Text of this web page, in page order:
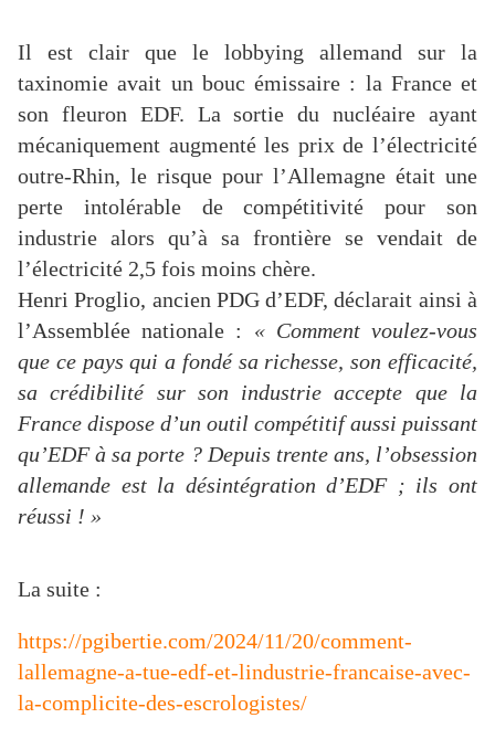
Il est clair que le lobbying allemand sur la
taxinomie avait un bouc émissaire : la France et
son fleuron EDF. La sortie du nucléaire ayant
mécaniquement augmenté les prix de l’électricité
outre-Rhin, le risque pour l’Allemagne était une
perte intolérable de compétitivité pour son
industrie alors qu’à sa frontière se vendait de
l’électricité 2,5 fois moins chère.
Henri Proglio, ancien PDG d’EDF, déclarait ainsi à
l’Assemblée nationale : « Comment voulez-vous
que ce pays qui a fondé sa richesse, son efficacité,
sa crédibilité sur son industrie accepte que la
France dispose d’un outil compétitif aussi puissant
qu’EDF à sa porte ? Depuis trente ans, l’obsession
allemande est la désintégration d’EDF ; ils ont
réussi ! »
La suite :
https://pgibertie.com/2024/11/20/comment-
lallemagne-a-tue-edf-et-lindustrie-francaise-avec-
la-complicite-des-escrologistes/